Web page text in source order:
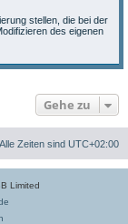
stellen, die bei der
des eigenen
Gehe zu
Alle Zeiten sind UTC+02:00
Limited